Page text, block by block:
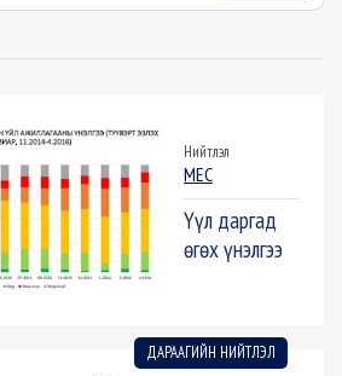
Нийтлэл
MEC
Үүл даргад
өгөх үнэлгээ
ДАРААГИЙН НИЙТЛЭЛ